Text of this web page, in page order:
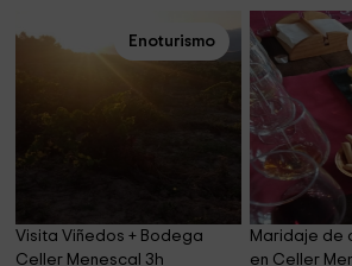
Enoturismo
Visita Viñedos + Bodega
Celler Menescal 3h
Maridaje de
en Celler